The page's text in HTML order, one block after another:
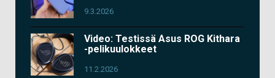
9.3.2026
Video: Testissä Asus ROG Kithara
-pelikuulokkeet
11.2.2026